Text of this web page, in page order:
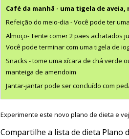
Café da manhã - uma tigela de aveia,
Refeição do meio-dia - Você pode ter
Almoço- Tente comer 2 pães achatados
Você pode terminar com uma tigela de
Snacks - tome uma xícara de chá verde
manteiga de amendoim
Jantar-jantar pode ser concluído com
Experimente este novo plano de dieta e
Compartilhe a lista de dieta Plano